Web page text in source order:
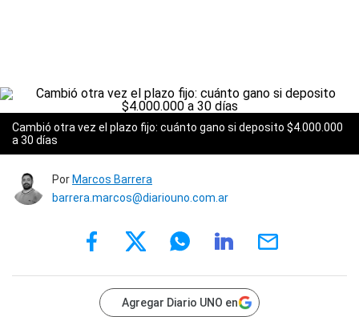
Cambió otra vez el plazo fijo: cuánto gano si deposito $4.000.000
a 30 días
Por Marcos Barrera
barrera.marcos@diariouno.com.ar
Agregar Diario UNO en